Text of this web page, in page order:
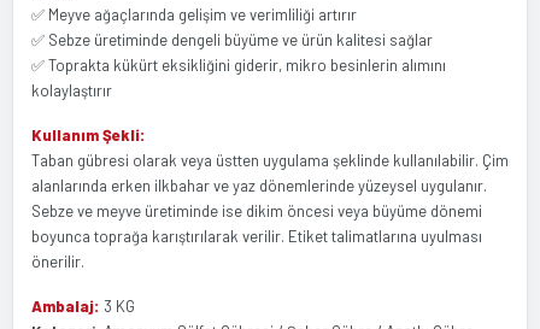
✅ Meyve ağaçlarında gelişim ve verimliliği artırır
✅ Sebze üretiminde dengeli büyüme ve ürün kalitesi sağlar
✅ Toprakta kükürt eksikliğini giderir, mikro besinlerin alımını
kolaylaştırır
Kullanım Şekli:
Taban gübresi olarak veya üstten uygulama şeklinde kullanılabilir. Çim
alanlarında erken ilkbahar ve yaz dönemlerinde yüzeysel uygulanır.
Sebze ve meyve üretiminde ise dikim öncesi veya büyüme dönemi
boyunca toprağa karıştırılarak verilir. Etiket talimatlarına uyulması
önerilir.
Ambalaj: 3 KG